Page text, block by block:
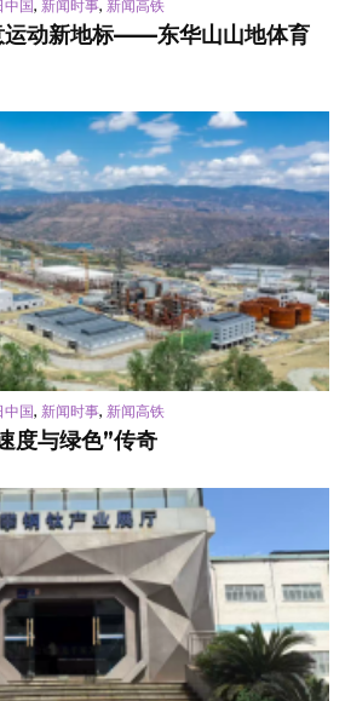
中国 新闻时事 新闻高铁
运动新地标——东华山山地体育
中国, 新闻时事, 新闻高铁
度与绿色”传奇